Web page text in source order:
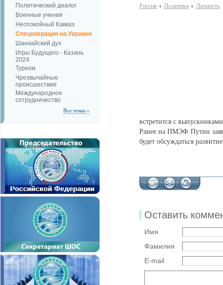
Политический диалог
Военные учения
Неспокойный Кавказ
Спецоперация на Украине
Шанхайский дух
Игры Будущего - Казань
2024
Туризм
Чрезвычайные
происшествия
Международное
сотрудничество
Все темы »
Россия Политика Личность
встретится с
Ранее на ПМЭФ Путин
будет обсуждаться
Оставить
Имя
Фамилия
E-mail